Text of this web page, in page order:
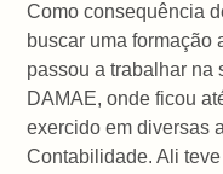
Como consequência
buscar uma formação
passou a trabalhar na
DAMAE, onde ficou
exercido em diversas
Contabilidade. Ali